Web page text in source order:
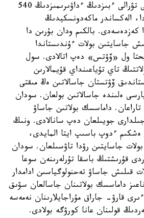
العاشقى داماسسك بولاتى تۋرالى ءبىزدىڭ ءداۋىرىمىزدىڭ 540
الەكساندر ماكەدونسكيدىڭ
كەزدەسەدى. بالكىم ودان بۇرىن دا
جاسايتىن بولات ءۇندىستاندا
ول «ۆۋتس» دەپ اتالادى. سول
تاي تۇياعىنداي قۇيمالارىن
ۆۋتستان جاسالاتىن ەڭ مىقتى
ەلىندە جاسالاتىن بولعان. سودان
تاراعان. داماسسك بولاتىن جاساۋ
1750 -جىلدارى جويىلعان دەپ سانالادى. ونىڭ
ەشكىم ءدوپ باسىپ ايتا المايدى،
جاسايتىن رۋدا تاۋسىلعان. سودان
قۇرىشتىڭ باسقا تۇرلەرىنەن سوعا
قىلىش جاساۋ تەحنولوگياسىن ادامدار
ناعىز داماسسك بولاتىنان جاسالعان سۋىق
قارۋ- جاراق مۇراجايلارىنان نەمەسە
قولىنان عانا كورۋگە بولادى.